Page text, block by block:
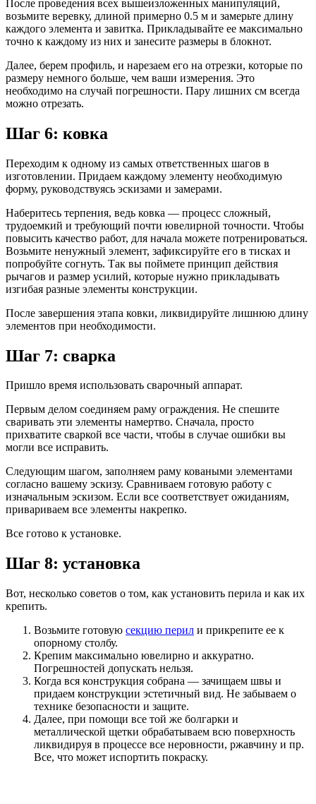
После проведения всех вышеизложенных манипуляций,
возьмите веревку, длиной примерно 0.5 м и замерьте длину
каждого элемента и завитка. Прикладывайте ее максимально
точно к каждому из них и занесите размеры в блокнот.
Далее, берем профиль, и нарезаем его на отрезки, которые по
размеру немного больше, чем ваши измерения. Это
необходимо на случай погрешности. Пару лишних см всегда
можно отрезать.
Шаг 6: ковка
Переходим к одному из самых ответственных шагов в
изготовлении. Придаем каждому элементу необходимую
форму, руководствуясь эскизами и замерами.
Наберитесь терпения, ведь ковка — процесс сложный,
трудоемкий и требующий почти ювелирной точности. Чтобы
повысить качество работ, для начала можете потренироваться.
Возьмите ненужный элемент, зафиксируйте его в тисках и
попробуйте согнуть. Так вы поймете принцип действия
рычагов и размер усилий, которые нужно прикладывать
изгибая разные элементы конструкции.
После завершения этапа ковки, ликвидируйте лишнюю длину
элементов при необходимости.
Шаг 7: сварка
Пришло время использовать сварочный аппарат.
Первым делом соединяем раму ограждения. Не спешите
сваривать эти элементы намертво. Сначала, просто
прихватите сваркой все части, чтобы в случае ошибки вы
могли все исправить.
Следующим шагом, заполняем раму коваными элементами
согласно вашему эскизу. Сравниваем готовую работу с
изначальным эскизом. Если все соответствует ожиданиям,
привариваем все элементы накрепко.
Все готово к установке.
Шаг 8: установка
Вот, несколько советов о том, как установить перила и как их
крепить.
Возьмите готовую секцию перил и прикрепите ее к
опорному столбу.
Крепим максимально ювелирно и аккуратно.
Погрешностей допускать нельзя.
Когда вся конструкция собрана — зачищаем швы и
придаем конструкции эстетичный вид. Не забываем о
технике безопасности и защите.
Далее, при помощи все той же болгарки и
металлической щетки обрабатываем всю поверхность
ликвидируя в процессе все неровности, ржавчину и пр.
Все, что может испортить покраску.